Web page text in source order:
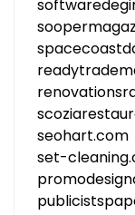
seohart.com
set-